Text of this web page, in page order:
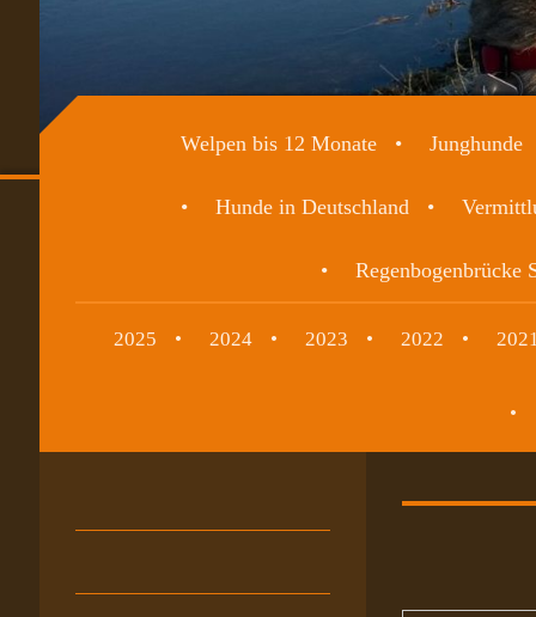
Welpen bis 12 Monate Junghunde
Hunde in Deutschland
Regenbogenbrücke
2025 2024 2023 2022